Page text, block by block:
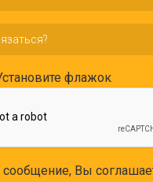
флажок
сообщение, Вы